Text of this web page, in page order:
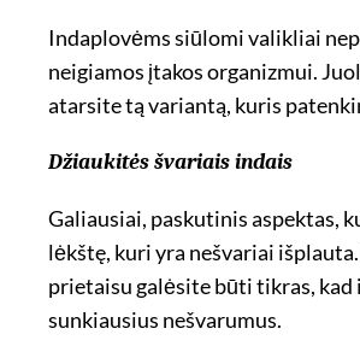
Indaplovėms siūlomi valikliai
neigiamos įtakos organizmui.
atarsite tą variantą, kuris
Džiaukitės švariais indais
Galiausiai, paskutinis aspektas,
lėkštę, kuri yra nešvariai
prietaisu galėsite būti tikras, kad
sunkiausius nešvarumus.